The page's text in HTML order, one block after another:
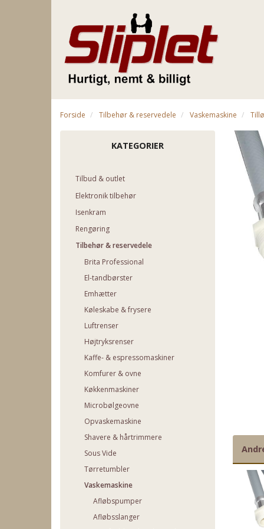
Forside Tilbehør & reservedele Vaskemaskine
KATEGORIER
Tilbud & outlet
Elektronik tilbehør
Isenkram
Rengøring
Tilbehør & reservedele
Brita Professional
El-tandbørster
Emhætter
Køleskabe & frysere
Luftrenser
Højtryksrenser
Kaffe- & espressomaskiner
Komfurer & ovne
Køkkenmaskiner
Microbølgeovne
Opvaskemaskine
Shavere & hårtrimmere
Sous Vide
Tørretumbler
Vaskemaskine
Afløbspumper
Afløbsslanger